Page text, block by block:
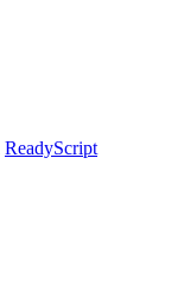
ReadyScript